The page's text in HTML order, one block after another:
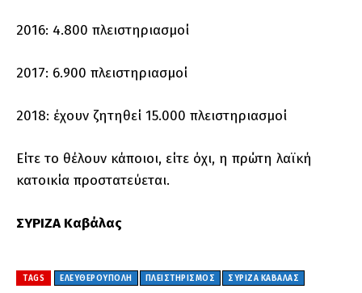
2016: 4.800 πλειστηριασμοί
2017: 6.900 πλειστηριασμοί
2018: έχουν ζητηθεί 15.000 πλειστηριασμοί
Είτε το θέλουν κάποιοι, είτε όχι, η πρώτη λαϊκή
κατοικία προστατεύεται.
ΣΥΡΙΖΑ Καβάλας
TAGS ΕΛΕΥΘΕΡΟΎΠΟΛΗ ΠΛΕΙΣΤΗΡΙΣΜΟΣ ΣΥΡΙΖΑ ΚΑΒΑΛΑΣ